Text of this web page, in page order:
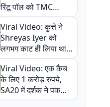
रिंटू पॉल को TMC
ऑफिस में ले जाकर पीटा,
Video वायरल
Viral Video: कुत्ते ने
Shreyas Iyer को
लगभग काट ही लिया था,
न्यूजीलैंड सीरीज से पहले
बाल-बाल बचे
Viral Video: एक कैच
के लिए 1 करोड़ रुपये,
SA20 में दर्शक ने पकड़ा
एक हाथ से गजब का कैच